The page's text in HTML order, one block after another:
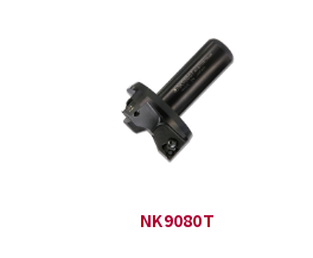
NK9080T